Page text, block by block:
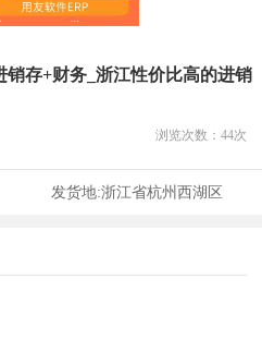
销存+财务_浙江性价比高的进销
浏览次数： 44次
发货地:浙江省杭州西湖区